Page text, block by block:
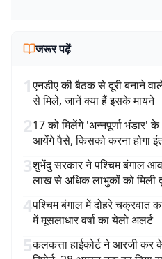
जरूर पढ़ें
1एनडीए की बैठक से दूरी बनाने
से मिले, जानें क्या हैं इसके मायने
217 को मिलेंगे 'अन्नपूर्णा
आयेंगे पैसे, किसको करना होगा
3शुभेंदु सरकार ने पश्चिम बंगाल
लाख से अधिक लाभुकों को मिली
4पश्चिम बंगाल में दोहरे चक्रवात
में मूसलाधार वर्षा का येलो अलर्ट
5कलकत्ता हाईकोर्ट ने आरजी